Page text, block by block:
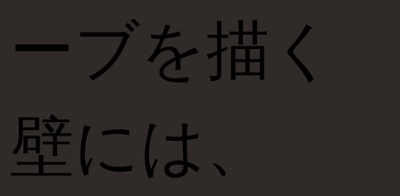
ーブを描く
壁には、